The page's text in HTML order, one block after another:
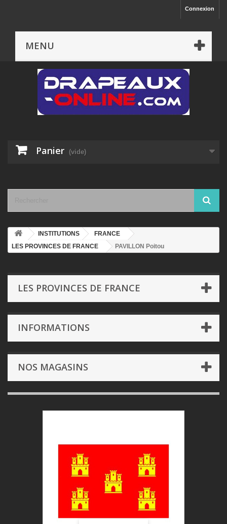
Connexion
MENU
Panier (vide)
INSTITUTIONS
FRANCE
LES PROVINCES DE FRANCE
PAVILLON Poitou
LES PROVINCES DE FRANCE
INFORMATIONS
NOS MAGASINS